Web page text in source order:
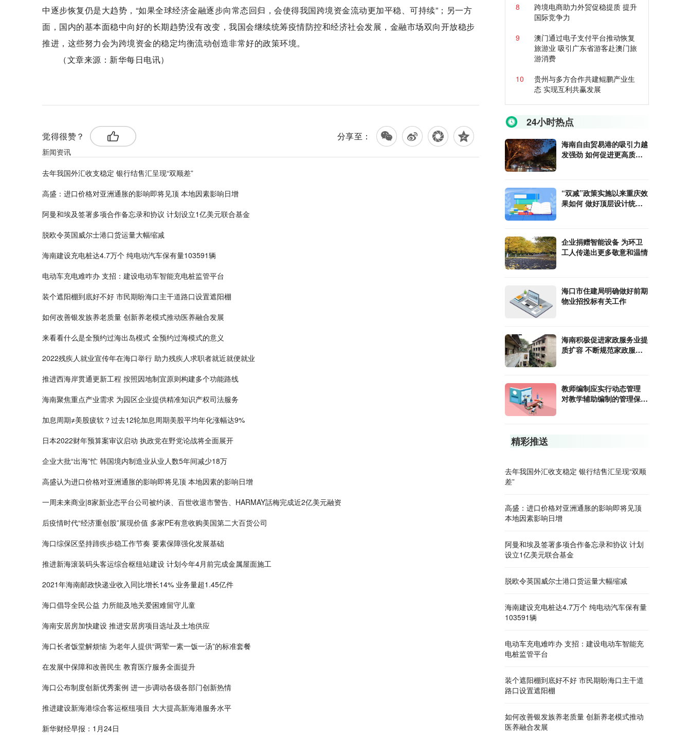
中逐步恢复仍是大趋势，“如果全球经济金融逐步向常态回归，会使得我国跨境资金流动更加平稳、可持续”；另一方
面，国内的基本面稳中向好的长期趋势没有改变，我国会继续统筹疫情防控和经济社会发展，金融市场双向开放稳步
推进，这些努力会为跨境资金的稳定均衡流动创造非常好的政策环境。
（文章来源：新华每日电讯）
觉得很赞？ 分享至：
新闻资讯
去年我国外汇收支稳定 银行结售汇呈现“双顺差”
高盛：进口价格对亚洲通胀的影响即将见顶 本地因素影响日增
阿曼和埃及签署多项合作备忘录和协议 计划设立1亿美元联合基金
脱欧令英国威尔士港口货运量大幅缩减
海南建设充电桩达4.7万个 纯电动汽车保有量103591辆
电动车充电难咋办 支招：建设电动车智能充电桩监管平台
装个遮阳棚到底好不好 市民期盼海口主干道路口设置遮阳棚
如何改善银发族养老质量 创新养老模式推动医养融合发展
来看看什么是全预约过海出岛模式 全预约过海模式的意义
2022残疾人就业宣传年在海口举行 助力残疾人求职者就近就便就业
推进西海岸贯通更新工程 按照因地制宜原则构建多个功能路线
海南聚焦重点产业需求 为园区企业提供精准知识产权司法服务
加息周期≠美股疲软？过去12轮加息周期美股平均年化涨幅达9%
日本2022财年预算案审议启动 执政党在野党论战将全面展开
企业大批“出海”忙 韩国境内制造业从业人数5年间减少18万
高盛认为进口价格对亚洲通胀的影响即将见顶 本地因素的影响日增
一周未来商业|8家新业态平台公司被约谈、百世收退市警告、HARMAY話梅完成近2亿美元融资
后疫情时代“经济重创股”展现价值 多家PE有意收购美国第二大百货公司
海口综保区坚持蹄疾步稳工作节奏 要素保障强化发展基础
推进新海滚装码头客运综合枢纽站建设 计划今年4月前完成金属屋面施工
2021年海南邮政快递业收入同比增长14% 业务量超1.45亿件
海口倡导全民公益 力所能及地关爱困难留守儿童
海南安居房加快建设 推进安居房项目选址及土地供应
海口长者饭堂解烦恼 为老年人提供“两荤一素一饭一汤”的标准套餐
在发展中保障和改善民生 教育医疗服务全面提升
海口公布制度创新优秀案例 进一步调动各级各部门创新热情
推进建设新海港综合客运枢纽项目 大大提高新海港服务水平
新华财经早报：1月24日
8
跨境电商助力外贸促稳提质 提升
国际竞争力
9
澳门通过电子支付平台推动恢复
旅游业 吸引广东省游客赴澳门旅
游消费
10
贵州与多方合作共建鲲鹏产业生
态 实现互利共赢发展
24小时热点
海南自由贸易港的吸引力越
发强劲 如何促进更高质量
“双减”政策实施以来重庆效
果如何 做好顶层设计统筹
企业捐赠智能设备 为环卫
工人传递出更多敬意和温情
海口市住建局明确做好前期
物业招投标有关工作
海南积极促进家政服务业提
质扩容 不断规范家政服务
教师编制应实行动态管理
对教学辅助编制的管理保持
精彩推送
去年我国外汇收支稳定 银行结售汇呈现“双顺
差”
高盛：进口价格对亚洲通胀的影响即将见顶
本地因素影响日增
阿曼和埃及签署多项合作备忘录和协议 计划
设立1亿美元联合基金
脱欧令英国威尔士港口货运量大幅缩减
海南建设充电桩达4.7万个 纯电动汽车保有量
103591辆
电动车充电难咋办 支招：建设电动车智能充
电桩监管平台
装个遮阳棚到底好不好 市民期盼海口主干道
路口设置遮阳棚
如何改善银发族养老质量 创新养老模式推动
医养融合发展